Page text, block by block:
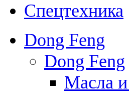
Спецтехника
Dong Feng
Dong Feng
Масла